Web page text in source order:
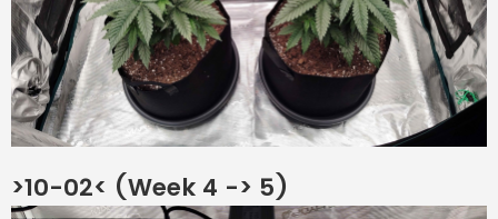
>10-02< (Week 4 -> 5)